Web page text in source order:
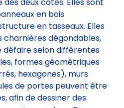
formes géométriques
hexagones), murs
de portes peuvent être
afin de dessiner des
puisse rentrer. Ces
de pouvoir
socles en bois sont
une plus grande variété
d’œuvres.